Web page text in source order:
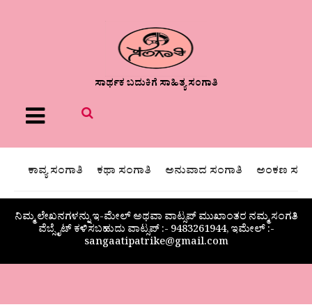
ಸಾರ್ಥಕ ಬದುಕಿಗೆ ಸಾಹಿತ್ಯ ಸಂಗಾತಿ
Menu
ಕಾವ್ಯ ಸಂಗಾತಿ ಕಥಾ ಸಂಗಾತಿ ಅನುವಾದ ಸಂಗಾತಿ ಅಂಕಣ
ನಿಮ್ಮ ಲೇಖನಗಳನ್ನು ಇ-ಮೇಲ್ ಅಥವಾ ವಾಟ್ಸಪ್ ಮುಖಾಂತರ ನಮ್ಮ ಸಂಗತಿ
ವೆಬ್ಸೈಟ್ ಕಳಿಸಬಹುದು ವಾಟ್ಸಪ್‌ :- 9483261944, ಇಮೇಲ್ :-
sangaatipatrike@gmail.com